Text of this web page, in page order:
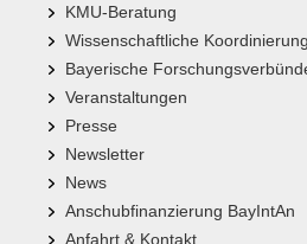
KMU-Beratung
Wissenschaftliche
Bayerische
Veranstaltungen
Presse
Newsletter
News
Anschubfinanzierung BayIntAn
Anfahrt & Kontakt